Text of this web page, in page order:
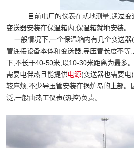
目前电厂的仪表在就地测量,通过变
变送器安装在保温箱内,保温箱就地安装。
一般情况下,一个保温箱内有几个变送器
管连接设备本体和变送器,导压管长度不等
下,不长于40-50米,以10-30米距离为最多
需要电伴热且能提供电源(变送器也需要电
较麻烦,不少导压管安装在锅炉岛的上部。
泛,一般由热工仪表(热控)负责。